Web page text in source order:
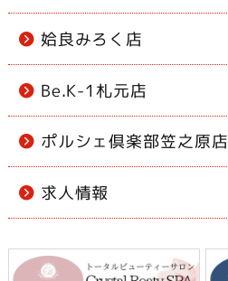
姶良みろく店
Be.K-1札元店
ポルシェ倶楽部笠之原店
求人情報